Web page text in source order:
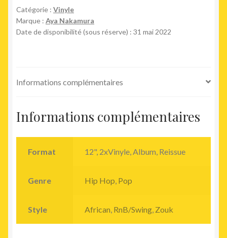
Catégorie : Vinyle
Marque : Aya Nakamura
Date de disponibilité (sous réserve) : 31 mai 2022
Informations complémentaires
Informations complémentaires
Format 12", 2xVinyle, Album, Reissue
Genre Hip Hop, Pop
Style African, RnB/Swing, Zouk